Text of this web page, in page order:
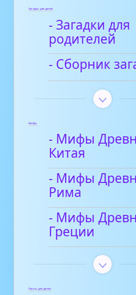
Загадки для детей
- Загадки для
родителей
- Сборник
Мифы
- Мифы
Китая
- Мифы
Рима
- Мифы
Греции
Песни для детей